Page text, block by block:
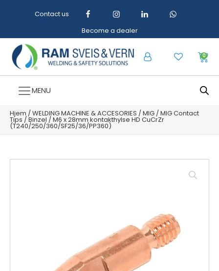
Contact us
Become a dealer
0
MENU
Hjem /WELDING MACHINE & ACCESORIES /MIG /MIG Contact
Tips /Binzel / M6 x 28mm kontakthylse HD CuCrZr
(T240/250/360/SF25/36/PP360)